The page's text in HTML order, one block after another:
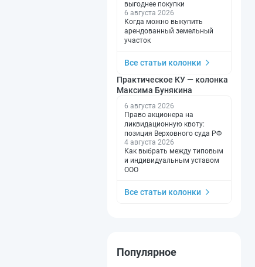
выгоднее покупки
6 августа 2026
Когда можно выкупить
арендованный земельный
участок
Все статьи колонки
Практическое КУ — колонка
Максима Бунякина
6 августа 2026
Право акционера на
ликвидационную квоту:
позиция Верховного суда РФ
4 августа 2026
Как выбрать между типовым
и индивидуальным уставом
ООО
Все статьи колонки
Популярное